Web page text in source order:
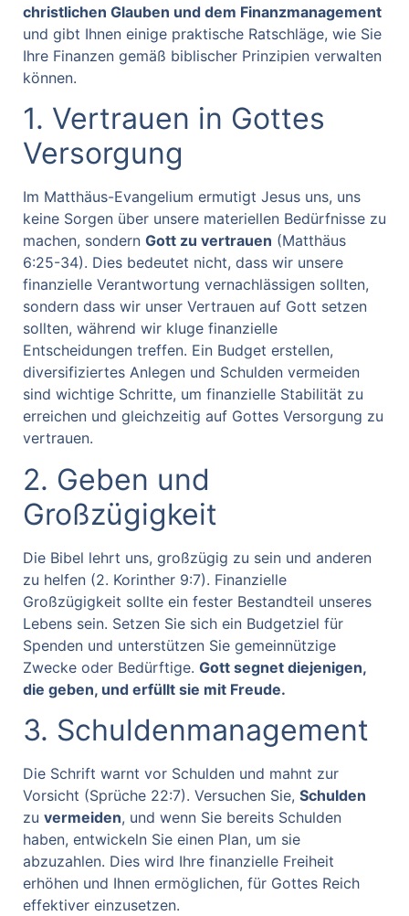
christlichen Glauben und dem Finanzmanagement
und gibt Ihnen einige praktische Ratschläge, wie Sie
Ihre Finanzen gemäß biblischer Prinzipien verwalten
können.
1. Vertrauen in Gottes
Versorgung
Im Matthäus-Evangelium ermutigt Jesus uns, uns
keine Sorgen über unsere materiellen Bedürfnisse zu
machen, sondern Gott zu vertrauen (Matthäus
6:25-34). Dies bedeutet nicht, dass wir unsere
finanzielle Verantwortung vernachlässigen sollten,
sondern dass wir unser Vertrauen auf Gott setzen
sollten, während wir kluge finanzielle
Entscheidungen treffen. Ein Budget erstellen,
diversifiziertes Anlegen und Schulden vermeiden
sind wichtige Schritte, um finanzielle Stabilität zu
erreichen und gleichzeitig auf Gottes Versorgung zu
vertrauen.
2. Geben und
Großzügigkeit
Die Bibel lehrt uns, großzügig zu sein und anderen
zu helfen (2. Korinther 9:7). Finanzielle
Großzügigkeit sollte ein fester Bestandteil unseres
Lebens sein. Setzen Sie sich ein Budgetziel für
Spenden und unterstützen Sie gemeinnützige
Zwecke oder Bedürftige. Gott segnet diejenigen,
die geben, und erfüllt sie mit Freude.
3. Schuldenmanagement
Die Schrift warnt vor Schulden und mahnt zur
Vorsicht (Sprüche 22:7). Versuchen Sie, Schulden
zu vermeiden, und wenn Sie bereits Schulden
haben, entwickeln Sie einen Plan, um sie
abzuzahlen. Dies wird Ihre finanzielle Freiheit
erhöhen und Ihnen ermöglichen, für Gottes Reich
effektiver einzusetzen.